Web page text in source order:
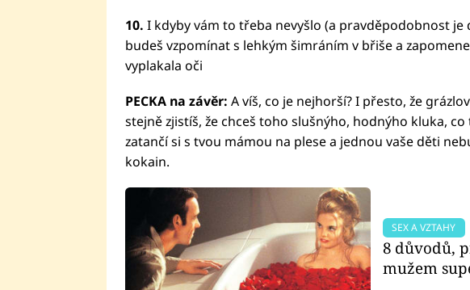
10. I kdyby vám to třeba nevyšlo (a pravděpodobnost je
budeš vzpomínat s lehkým šimráním v břiše a
vyplakala oči
PECKA na závěr: A víš, co je nejhorší? I přesto, že
stejně zjistíš, že chceš toho slušnýho, hodnýho kluka,
zatančí si s tvou mámou na plese a jednou vaše děti
kokain.
SEX A VZTAHY
8 důvodů,
mužem